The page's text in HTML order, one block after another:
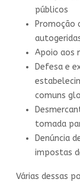
públicos
Promoção
Apoio aos
Defesa e
comuns
tomada
Denúncia
impostas
Várias dessas